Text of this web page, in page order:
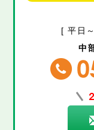
[ 平日
中